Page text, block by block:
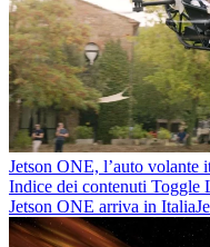
Jetson ONE, l’auto volante
Indice dei contenuti Toggle
Jetson ONE arriva in